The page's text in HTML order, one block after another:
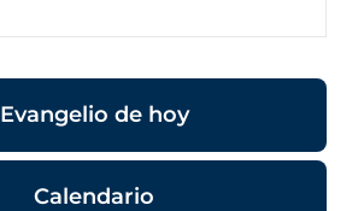
Evangelio de hoy
Calendario